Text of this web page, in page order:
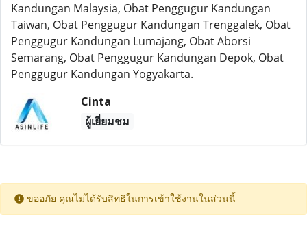
Kandungan Malaysia, Obat Penggugur Kandungan
Taiwan, Obat Penggugur Kandungan Trenggalek, Obat
Penggugur Kandungan Lumajang, Obat Aborsi
Semarang, Obat Penggugur Kandungan Depok, Obat
Penggugur Kandungan Yogyakarta.
Cinta
ผู้เยี่ยมชม
ขออภัย คุณไม่ได้รับสิทธิในการเข้าใช้งานในส่วนนี้